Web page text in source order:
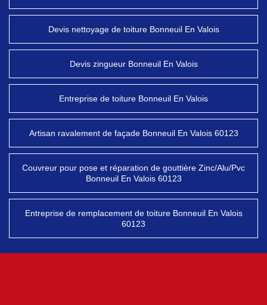
Devis nettoyage de toiture Bonneuil En Valois
Devis zingueur Bonneuil En Valois
Entreprise de toiture Bonneuil En Valois
Artisan ravalement de façade Bonneuil En Valois 60123
Couvreur pour pose et réparation de gouttière Zinc/Alu/Pvc
Bonneuil En Valois 60123
Entreprise de remplacement de toiture Bonneuil En Valois
60123